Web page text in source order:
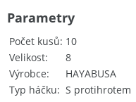
Počet kusů 10
Velikost
8
Výrobce
HAYABUSA
Typ háčku
S protihrotem
Parametry